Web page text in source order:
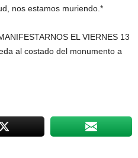
nos estamos muriendo.*
EL VIERNES 13
al costado del monumento a